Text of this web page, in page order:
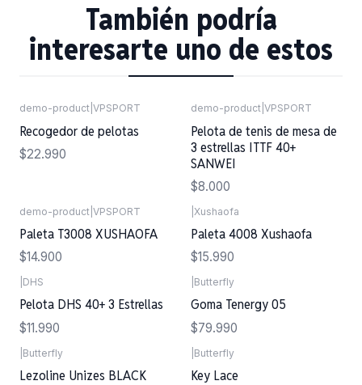
También podría
interesarte uno de estos
demo-product VPSPORT
Recogedor de pelotas
$22.990
demo-product VPSPORT
Pelota de tenis de mesa de
3 estrellas ITTF 40+
SANWEI
$8.000
demo-product VPSPORT
Paleta T3008 XUSHAOFA
$14.900
Xushaofa
Paleta 4008 Xushaofa
$15.990
DHS
Pelota DHS 40+ 3 Estrellas
$11.990
Butterfly
Goma Tenergy 05
$79.990
Butterfly
Lezoline Unizes BLACK
Butterfly
Key Lace